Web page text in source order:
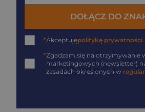
DOŁĄCZ DO
*Akceptujępolitykę prywatności
*Zgadzam się na otrzymywanie
marketingowych (newsletter)
zasadach określonych w